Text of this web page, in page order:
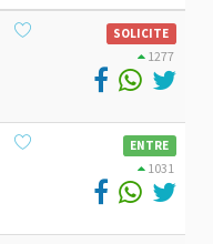
SOLICITE
1277
ENTRE
1031